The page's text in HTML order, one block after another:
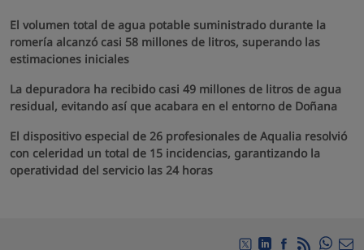
El volumen total de agua potable suministrado durante la
romería alcanzó casi 58 millones de litros, superando las
estimaciones iniciales
La depuradora ha recibido casi 49 millones de litros de agua
residual, evitando así que acabara en el entorno de Doñana
El dispositivo especial de 26 profesionales de Aqualia resolvió
con celeridad un total de 15 incidencias, garantizando la
operatividad del servicio las 24 horas
Compartir en
Compartir en
Compartir
RSS